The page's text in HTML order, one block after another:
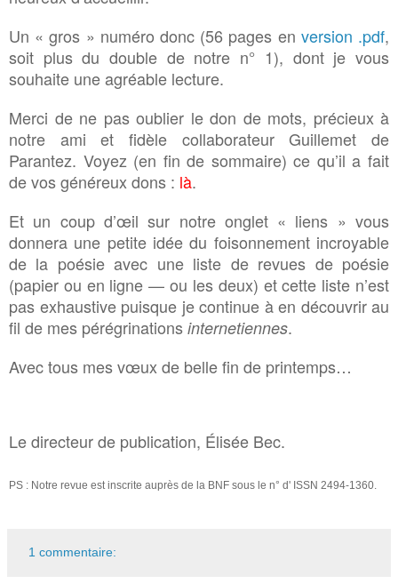
Un « gros » numéro donc (56 pages en version .pdf,
soit plus du double de notre n° 1), dont je vous
souhaite une agréable lecture.
Merci de ne pas oublier le don de mots, précieux à
notre ami et fidèle collaborateur Guillemet de
Parantez. Voyez (en fin de sommaire) ce qu’il a fait
de vos généreux dons : là.
Et un coup d’œil sur notre onglet « liens » vous
donnera une petite idée du foisonnement incroyable
de la poésie avec une liste de revues de poésie
(papier ou en ligne — ou les deux) et cette liste n’est
pas exhaustive puisque je continue à en découvrir au
fil de mes pérégrinations internetiennes.
Avec tous mes vœux de belle fin de printemps…
Le directeur de publication, Élisée Bec.
PS : Notre revue est inscrite auprès de la BNF sous le n° d' ISSN 2494-1360.
1 commentaire: